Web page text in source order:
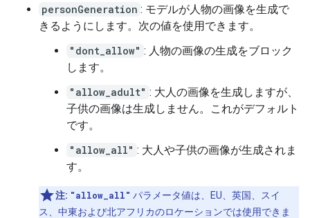
personGeneration : モデルが人物の画像を生成で
きるようにします。次の値を使用できます。
"dont_allow" : 人物の画像の生成をブロック
します。
"allow_adult" : 大人の画像を生成しますが、
子供の画像は生成しません。これがデフォルト
です。
"allow_all" : 大人や子供の画像が生成されま
す。
注: "allow_all" パラメータ値は、EU、英国、スイ
ス、中東および北アフリカのロケーションでは使用できま